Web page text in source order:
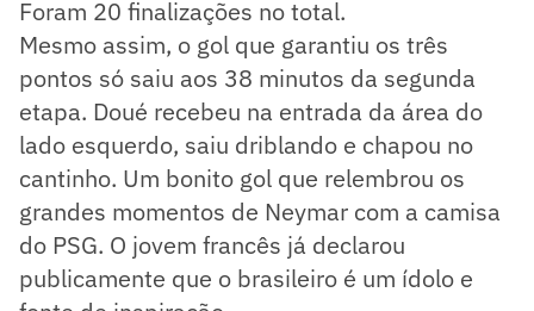
Foram 20 finalizações no total.
Mesmo assim, o gol que garantiu os três
pontos só saiu aos 38 minutos da segunda
etapa. Doué recebeu na entrada da área do
lado esquerdo, saiu driblando e chapou no
cantinho. Um bonito gol que relembrou os
grandes momentos de Neymar com a camisa
do PSG. O jovem francês já declarou
publicamente que o brasileiro é um ídolo e